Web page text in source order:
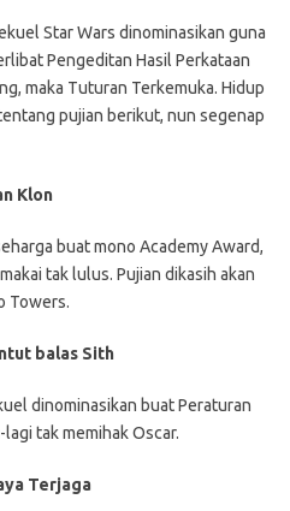
Star Wars dinominasikan guna
Pengeditan Hasil Perkataan
maka Tuturan Terkemuka. Hidup
pujian berikut, nun segenap
Klon
buat mono Academy Award,
tak lulus. Pujian dikasih akan
Towers.
balas Sith
dinominasikan buat Peraturan
tak memihak Oscar.
Terjaga